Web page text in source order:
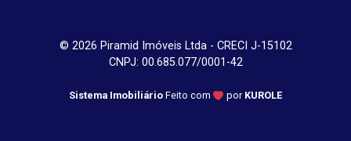
© 2026 Piramid Imóveis Ltda - CRECI J-15102
CNPJ: 00.685.077/0001-42
Sistema Imobiliário Feito com por KUROLE